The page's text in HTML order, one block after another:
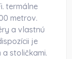
termálne
metrov.
a vlastnú
je
stoličkami.